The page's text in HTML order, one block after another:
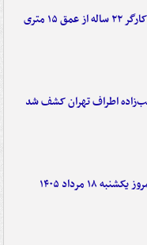
نجات معجزه‌آسای کارگر ۲۲ ساله از عمق ۱۵ متری
اطراف تهران کشف شد
۱۸ مرداد ۱۴۰۵